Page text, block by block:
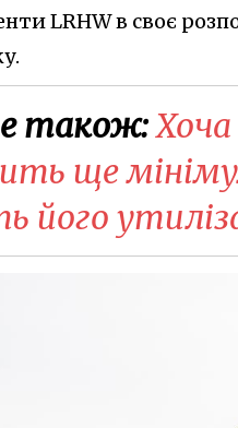
LRHW в своє
також:Хоча
ще
його